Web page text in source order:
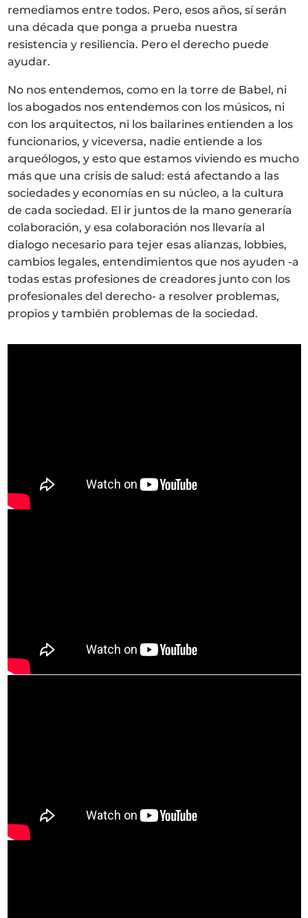
remediamos entre todos. Pero, esos años, sí serán
una década que ponga a prueba nuestra
resistencia y resiliencia. Pero el derecho puede
ayudar.
No nos entendemos, como en la torre de Babel, ni
los abogados nos entendemos con los músicos, ni
con los arquitectos, ni los bailarines entienden a los
funcionarios, y viceversa, nadie entiende a los
arqueólogos, y esto que estamos viviendo es mucho
más que una crisis de salud: está afectando a las
sociedades y economías en su núcleo, a la cultura
de cada sociedad. El ir juntos de la mano generaría
colaboración, y esa colaboración nos llevaría al
dialogo necesario para tejer esas alianzas, lobbies,
cambios legales, entendimientos que nos ayuden -a
todas estas profesiones de creadores junto con los
profesionales del derecho- a resolver problemas,
propios y también problemas de la sociedad.